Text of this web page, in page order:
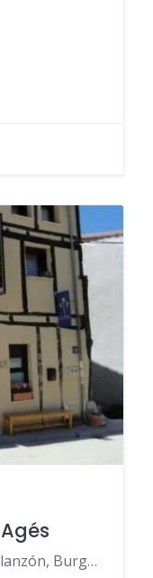
Calle Ochabro 12, 09199 Arlanzón, Burgos, Spanien